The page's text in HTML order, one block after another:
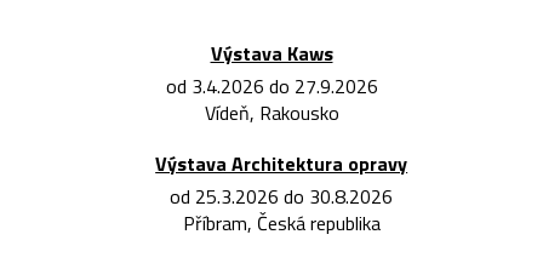
Výstava Kaws
od 3.4.2026 do 27.9.2026
Vídeň, Rakousko
Výstava Architektura opravy
od 25.3.2026 do 30.8.2026
Příbram, Česká republika